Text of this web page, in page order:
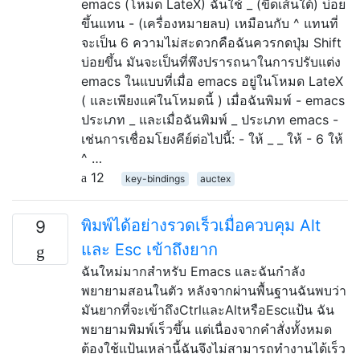
emacs (โหมด LateX) ฉันใช้ _ (ขีดเส้นใต้) บ่อย
ขึ้นแทน - (เครื่องหมายลบ) เหมือนกับ ^ แทนที่
จะเป็น 6 ความไม่สะดวกคือฉันควรกดปุ่ม Shift
บ่อยขึ้น มันจะเป็นที่พึงปรารถนาในการปรับแต่ง
emacs ในแบบที่เมื่อ emacs อยู่ในโหมด LateX
( และเพียงแค่ในโหมดนี้ ) เมื่อฉันพิมพ์ - emacs
ประเภท _ และเมื่อฉันพิมพ์ _ ประเภท emacs -
เช่นการเชื่อมโยงคีย์ต่อไปนี้: - ให้ _ _ ให้ - 6 ให้
^ …
12
key-bindings auctex
9
พิมพ์ได้อย่างรวดเร็วเมื่อควบคุม Alt
และ Esc เข้าถึงยาก
ฉันใหม่มากสำหรับ Emacs และฉันกำลัง
พยายามสอนในตัว หลังจากผ่านพื้นฐานฉันพบว่า
มันยากที่จะเข้าถึงCtrlและAltหรือEscแป้น ฉัน
พยายามพิมพ์เร็วขึ้น แต่เนื่องจากคำสั่งทั้งหมด
ต้องใช้แป้นเหล่านี้ฉันจึงไม่สามารถทำงานได้เร็ว